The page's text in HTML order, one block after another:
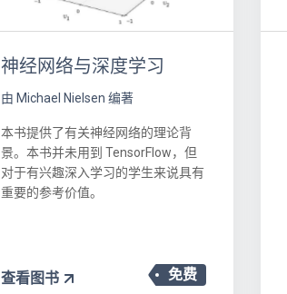
神经网络与深度学习
由 Michael Nielsen 编著
本书提供了有关神经网络的理论背
景。本书并未用到 TensorFlow，但
对于有兴趣深入学习的学生来说具有
重要的参考价值。
免费
查看图书